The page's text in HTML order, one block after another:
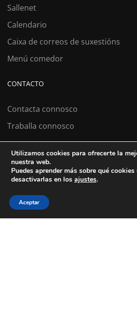
Sallenet
Calendario
Caixa de correos de suxestións
Menú comedor
CONTACTO
Contacta connosco
Traballa connosco
Colexio La Salle Santiago
Aviso Legal
Política de cookies
Política de privacidad
Utilizamos cookies para ofrecerte la
nuestra web.
Puedes aprender más sobre qué
desactivarlas en los ajustes.
Aceptar